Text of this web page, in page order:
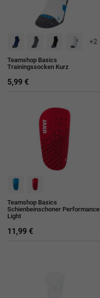
+2
Teamshop Basics
Trainingssocken Kurz
5,99 €
Teamshop Basics
Schienbeinschoner Performance
Light
11,99 €